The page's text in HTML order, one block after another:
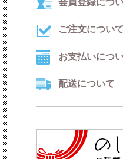
会員登録につ
ご注文について
お支払いにつ
配送について